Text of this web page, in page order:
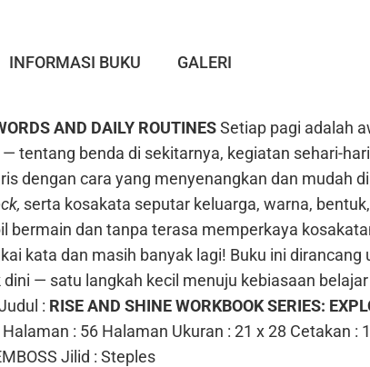
INFORMASI BUKU GALERI
AND DAILY ROUTINESSetiap pagi adalah
tentang benda di sekitarnya, kegiatan sehari-
dengan cara yang menyenangkan dan mudah
serta kosakata seputar keluarga, warna,
bermain dan tanpa terasa memperkaya
kata dan masih banyak lagi! Buku ini
— satu langkah kecil menuju kebiasaan
: RISE AND SHINE WORKBOOK SERIES:
Halaman : 56 Halaman Ukuran : 21 x 28 Cetakan :
Jilid : Steples